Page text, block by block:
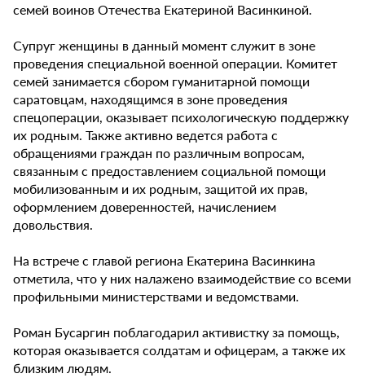
семей воинов Отечества Екатериной Васинкиной.
Супруг женщины в данный момент служит в зоне
проведения специальной военной операции. Комитет
семей занимается сбором гуманитарной помощи
саратовцам, находящимся в зоне проведения
спецоперации, оказывает психологическую поддержку
их родным. Также активно ведется работа с
обращениями граждан по различным вопросам,
связанным с предоставлением социальной помощи
мобилизованным и их родным, защитой их прав,
оформлением доверенностей, начислением
довольствия.
На встрече с главой региона Екатерина Васинкина
отметила, что у них налажено взаимодействие со всеми
профильными министерствами и ведомствами.
Роман Бусаргин поблагодарил активистку за помощь,
которая оказывается солдатам и офицерам, а также их
близким людям.